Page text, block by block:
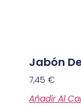
Jabón
7,45€
Añadir Al